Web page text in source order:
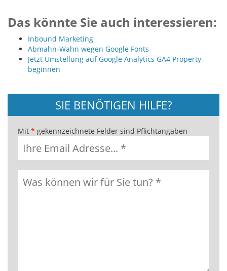
Das könnte Sie auch interessieren:
Inbound Marketing
Abmahn-Wahn wegen Google Fonts
Jetzt Umstellung auf Google Analytics GA4 Property
beginnen
SIE BENÖTIGEN HILFE?
Mit * gekennzeichnete Felder sind Pflichtangaben